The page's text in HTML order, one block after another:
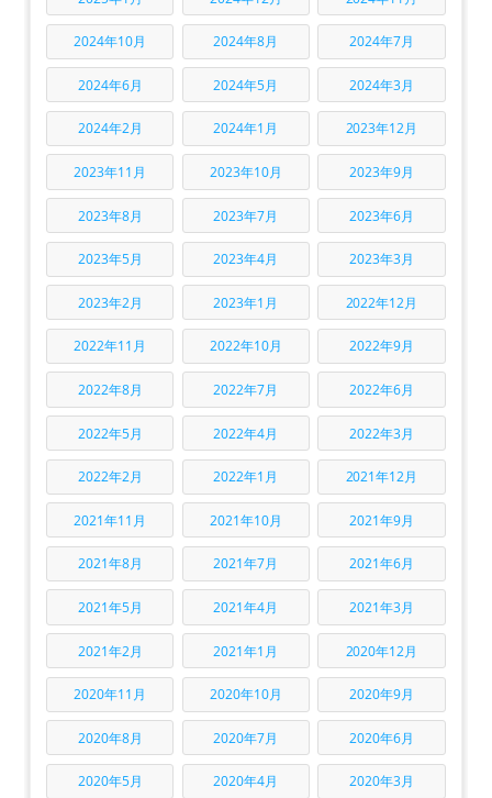
2024年10月 2024年8月 2024年7月
2024年6月 2024年5月 2024年3月
2024年2月 2024年1月 2023年12月
2023年11月 2023年10月 2023年9月
2023年8月 2023年7月 2023年6月
2023年5月 2023年4月 2023年3月
2023年2月 2023年1月 2022年12月
2022年11月 2022年10月 2022年9月
2022年8月 2022年7月 2022年6月
2022年5月 2022年4月 2022年3月
2022年2月 2022年1月 2021年12月
2021年11月 2021年10月 2021年9月
2021年8月 2021年7月 2021年6月
2021年5月 2021年4月 2021年3月
2021年2月 2021年1月 2020年12月
2020年11月 2020年10月 2020年9月
2020年8月 2020年7月 2020年6月
2020年5月 2020年4月 2020年3月